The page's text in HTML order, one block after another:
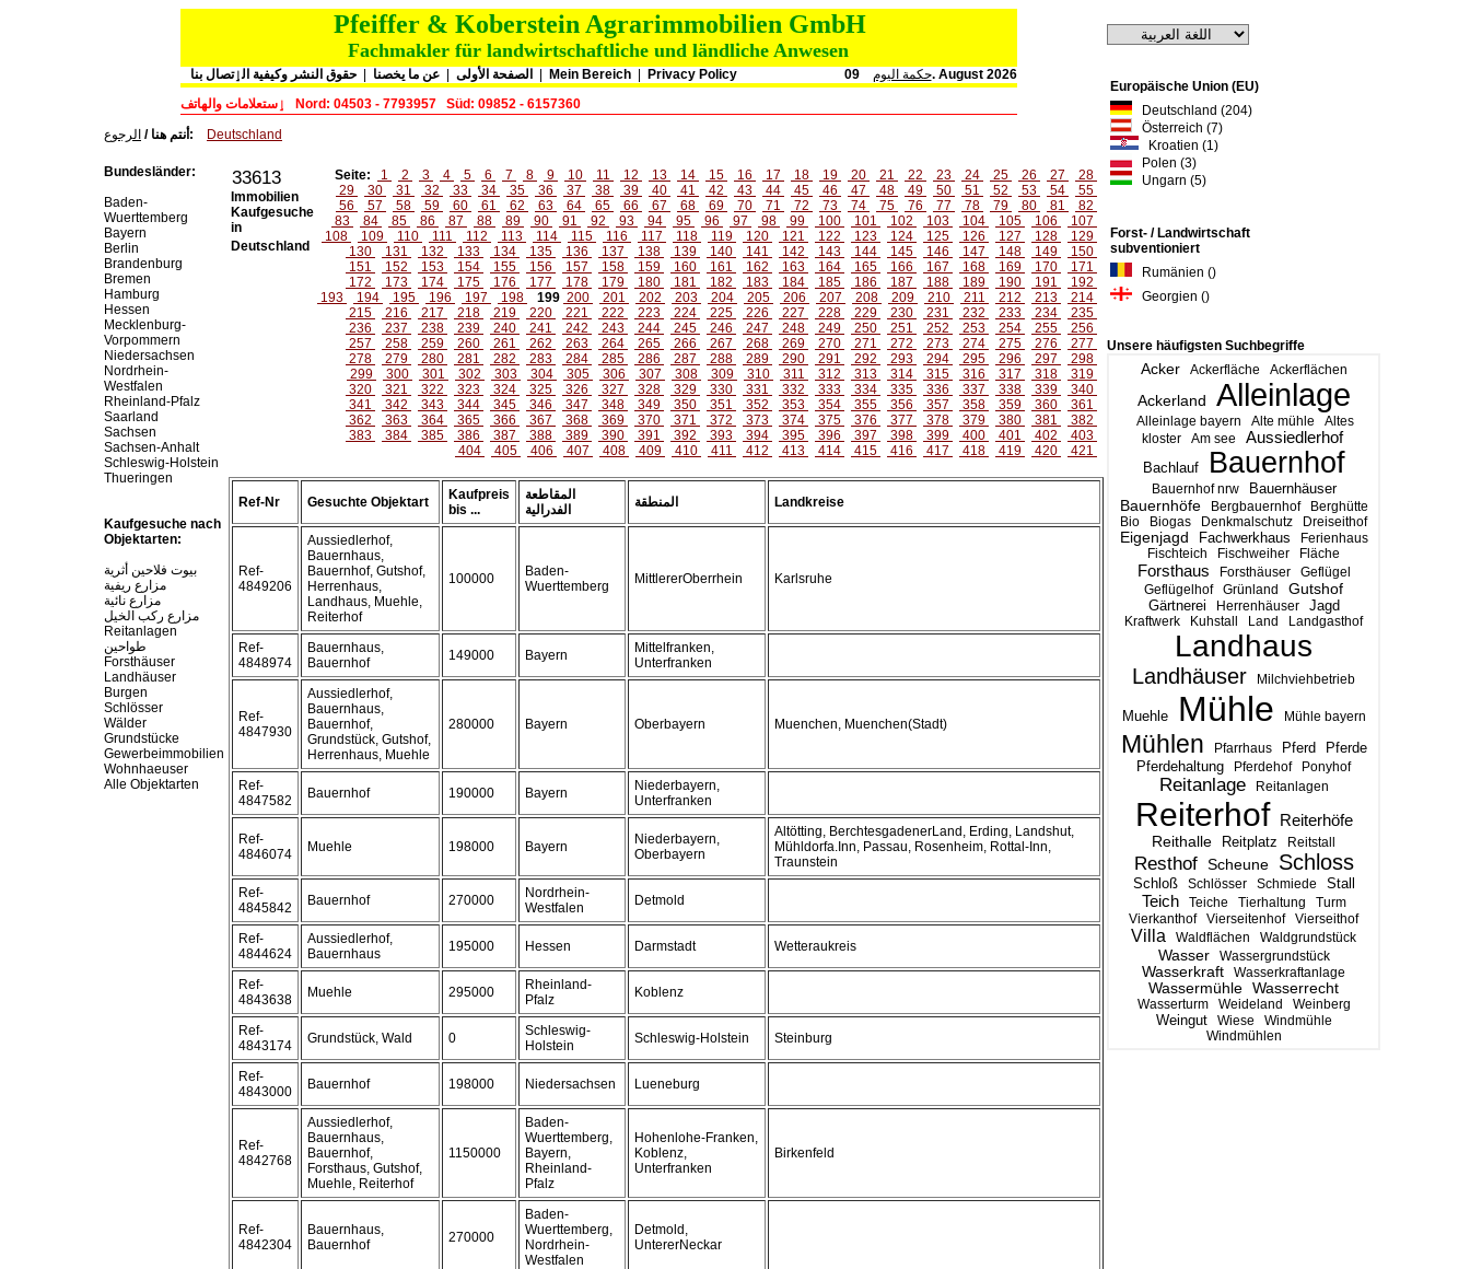
Pfeiffer & Koberstein Agrarimmobilien GmbH
Fachmakler für landwirtschaftliche und ländliche Anwesen
الصفحة الأولى |عن ما يخصنا |حقوق النشر وكيفية الٳتصال بنا Mein Bereich Privacy Policy حكمة اليوم09. August 2026
Nord: 04503 - 7793957 Süd: 09852 - 6157360
Europäische Union (EU)
Deutschland (204)
Österreich (7)
Kroatien (1)
Polen (3)
Ungarn (5)
Forst- / Landwirtschaft
subventioniert
Rumänien ()
Georgien ()
Unsere häufigsten Suchbegriffe
Acker Ackerfläche Ackerflächen
Ackerland Alleinlage
Alleinlage bayern Alte mühle
Altes
kloster
Am see Aussiedlerhof
Bachlauf Bauernhof
Bauernhof nrw Bauernhäuser
Bauernhöfe Bergbauernhof
Berghütte
Bio
Biogas Denkmalschutz Dreiseithof
Eigenjagd Fachwerkhaus
Ferienhaus
Fischteich
Fischweiher Fläche
Forsthaus Forsthäuser
Geflügel
Geflügelhof
Grünland
Gutshof
Gärtnerei
Herrenhäuser Jagd
Kraftwerk Kuhstall Land Landgasthof
Landhaus
Landhäuser Milchviehbetrieb
Muehle Mühle Mühle bayern
Mühlen Pfarrhaus Pferd Pferde
Pferdehaltung Pferdehof Ponyhof
Reitanlage Reitanlagen
Reiterhof Reiterhöfe
Reithalle Reitplatz Reitstall
Resthof Scheune Schloss
Schloß Schlösser Schmiede Stall
Teich Teiche Tierhaltung
Turm
Vierkanthof
Vierseitenhof Vierseithof
Villa Waldflächen Waldgrundstück
Wasser Wassergrundstück
Wasserkraft Wasserkraftanlage
Wassermühle Wasserrecht
Wasserturm Weideland Weinberg
Weingut Wiese
Windmühle
Windmühlen
أنتم هنا / الرجوع : Deutschland
Bundesländer:
Baden-
Wuerttemberg
Bayern
Berlin
Brandenburg
Bremen
Hamburg
Hessen
Mecklenburg-
Vorpommern
Niedersachsen
Nordrhein-
Westfalen
Rheinland-Pfalz
Saarland
Sachsen
Sachsen-Anhalt
Schleswig-Holstein
Thueringen
Kaufgesuche nach
Objektarten:
بيوت فلاحين أثرية
مزارع ريفية
مزارع نائية
مزارع ركب الخيل
Reitanlagen
طواحين
Forsthäuser
Landhäuser
Burgen
Schlösser
Wälder
Grundstücke
Gewerbeimmobilien
Wohnhaeuser
Alle Objektarten
33613
Immobilien
Kaufgesuche
in
Deutschland
Seite: 1 2 3 4 5 6 7 8 9 10 11 12 13 14 15 16 17 18 19 20 21 22 23 24 25 26 27
28
29
30 31 32 33 34 35 36 37 38 39 40 41 42 43 44 45 46 47 48 49 50 51 52 53 54
55
56
57 58 59 60 61 62 63 64 65 66 67 68 69 70 71 72 73 74 75 76 77 78 79 80 81
82
83
84 85 86 87 88 89 90 91 92 93 94 95 96 97 98 99 100 101 102 103 104 105 106
107
108
109 110 111 112 113 114 115 116 117 118 119 120 121 122 123 124 125 126 127 128
129
130
131 132 133 134 135 136 137 138 139 140 141 142 143 144 145 146 147 148 149
150
151
152 153 154 155 156 157 158 159 160 161 162 163 164 165 166 167 168 169 170
171
172
173 174 175 176 177 178 179 180 181 182 183 184 185 186 187 188 189 190 191
192
193
194 195 196 197 198 199 200 201 202 203 204 205 206 207 208 209 210 211 212 213
214
215
216 217 218 219 220 221 222 223 224 225 226 227 228 229 230 231 232 233 234
235
236
237 238 239 240 241 242 243 244 245 246 247 248 249 250 251 252 253 254 255
256
257
258 259 260 261 262 263 264 265 266 267 268 269 270 271 272 273 274 275 276
277
278
279 280 281 282 283 284 285 286 287 288 289 290 291 292 293 294 295 296 297
298
299
300 301 302 303 304 305 306 307 308 309 310 311 312 313 314 315 316 317 318
319
320
321 322 323 324 325 326 327 328 329 330 331 332 333 334 335 336 337 338 339
340
341
342 343 344 345 346 347 348 349 350 351 352 353 354 355 356 357 358 359 360
361
362
363 364 365 366 367 368 369 370 371 372 373 374 375 376 377 378 379 380 381
382
383
384 385 386 387 388 389 390 391 392 393 394 395 396 397 398 399 400 401 402
403
404
405 406 407 408 409 410 411 412 413 414 415 416 417 418 419 420 421
Ref-Nr Gesuchte Objektart
Kaufpreis
bis ...
المقاطعة
الفدرالية
المنطقة Landkreise
Ref-
4849206
Aussiedlerhof,
Bauernhaus,
Bauernhof, Gutshof,
Herrenhaus,
Landhaus, Muehle,
Reiterhof
100000
Baden-
Wuerttemberg
MittlererOberrhein Karlsruhe
Ref-
4848974
Bauernhaus,
Bauernhof
149000 Bayern
Mittelfranken,
Unterfranken
Ref-
4847930
Aussiedlerhof,
Bauernhaus,
Bauernhof,
Grundstück, Gutshof,
Herrenhaus, Muehle
280000 Bayern Oberbayern Muenchen, Muenchen(Stadt)
Ref-
4847582
Bauernhof 190000 Bayern
Niederbayern,
Unterfranken
Ref-
4846074
Muehle 198000 Bayern
Niederbayern,
Oberbayern
Altötting, BerchtesgadenerLand, Erding, Landshut,
Mühldorfa.Inn, Passau, Rosenheim, Rottal-Inn,
Traunstein
Ref-
4845842
Bauernhof 270000
Nordrhein-
Westfalen
Detmold
Ref-
4844624
Aussiedlerhof,
Bauernhaus
195000 Hessen Darmstadt Wetteraukreis
Ref-
4843638
Muehle 295000
Rheinland-
Pfalz
Koblenz
Ref-
4843174
Grundstück, Wald 0
Schleswig-
Holstein
Schleswig-Holstein Steinburg
Ref-
4843000
Bauernhof 198000 Niedersachsen Lueneburg
Ref-
4842768
Aussiedlerhof,
Bauernhaus,
Bauernhof,
Forsthaus, Gutshof,
Muehle, Reiterhof
1150000
Baden-
Wuerttemberg,
Bayern,
Rheinland-
Pfalz
Hohenlohe-Franken,
Koblenz,
Unterfranken
Birkenfeld
Ref-
4842304
Bauernhaus,
Bauernhof
270000
Baden-
Wuerttemberg,
Nordrhein-
Westfalen
Detmold,
UntererNeckar